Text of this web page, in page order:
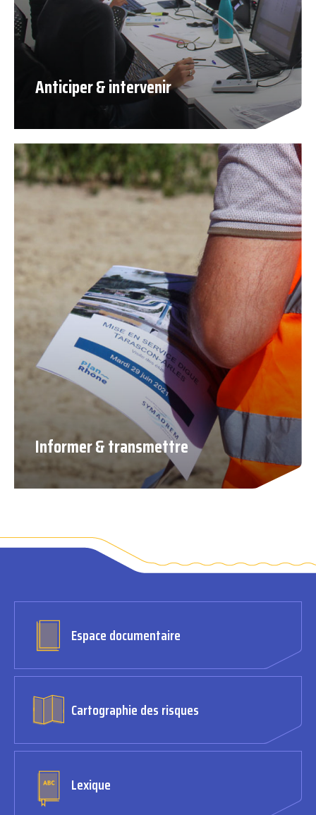
Anticiper & intervenir
Informer & transmettre
Espace documentaire
Cartographie des risques
Lexique